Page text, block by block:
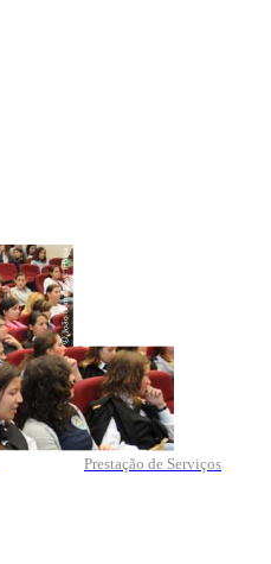
Prestação de Serviços